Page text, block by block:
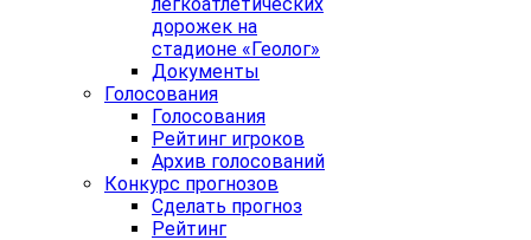
легкоатлетических
дорожек на
стадионе «Геолог»
Документы
Голосования
Голосования
Рейтинг игроков
Архив голосований
Конкурс прогнозов
Сделать прогноз
Рейтинг